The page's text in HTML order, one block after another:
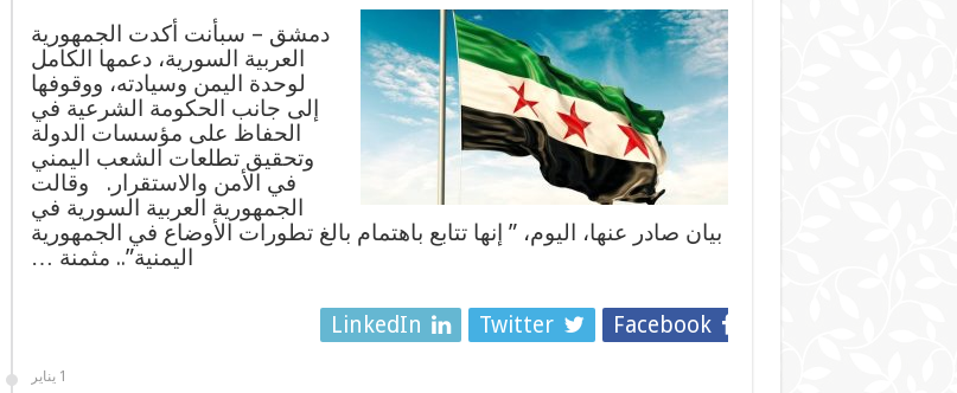
دمشق – سبأنت أكدت الجمهورية
العربية السورية، دعمها الكامل
لوحدة اليمن وسيادته، ووقوفها
إلى جانب الحكومة الشرعية في
الحفاظ على مؤسسات الدولة
وتحقيق تطلعات الشعب اليمني
في الأمن والاستقرار. وقالت
الجمهورية العربية السورية في
بيان صادر عنها، اليوم، ” إنها تتابع باهتمام بالغ تطورات الأوضاع في الجمهورية
اليمنية”.. مثمنة …
Facebook
Twitter
LinkedIn
1 يناير